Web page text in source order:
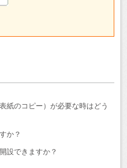
紙のコピー）が必要な時はどう
か？
設できますか？